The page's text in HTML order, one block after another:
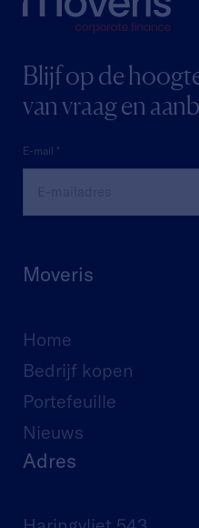
Blijf op de
van vraag en
Moveris
Home
Bedrijf kopen
Portefeuille
Nieuws
Adres